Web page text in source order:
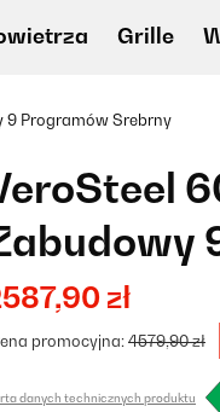
Grille
9 Programów Srebrny
zł
promocyjna:4579,90 zł
danych technicznych produktu